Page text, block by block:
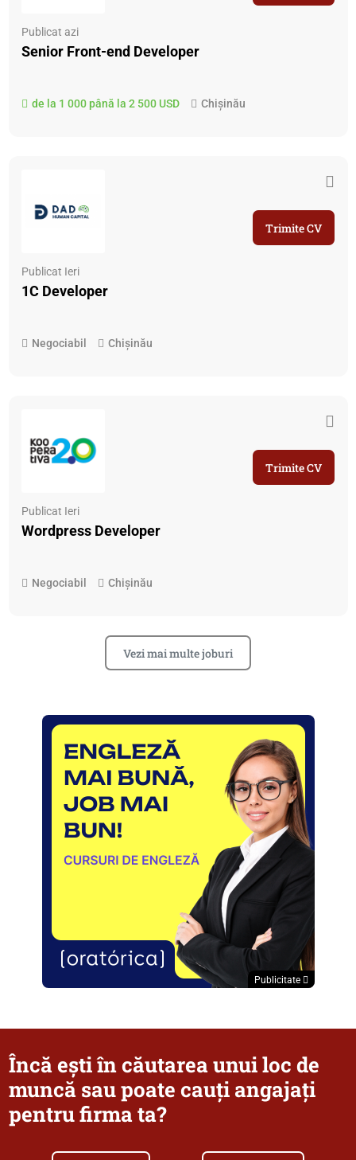
Publicat azi
Senior Front​-​end Developer
de la 1 000 până la 2 500 USD Chișinău
Publicat Ieri
1C Developer
Negociabil Chișinău
Trimite CV
Publicat Ieri
Wordpress Developer
Negociabil Chișinău
Trimite CV
Vezi mai multe joburi
Publicitate
Încă ești în căutarea unui loc de
muncă sau poate cauți angajați
pentru firma ta?